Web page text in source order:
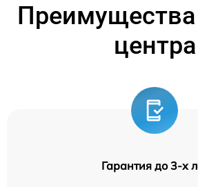
Преимущества
центра
Гарантия до 3-х